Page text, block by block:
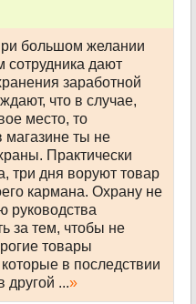
большом желании
сотрудника дают
заработной
что в случае,
место, то
магазине ты не
Практически
три дня воруют товар
кармана. Охрану не
руководства
за тем, чтобы не
товары
в последствии
другой ...»